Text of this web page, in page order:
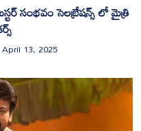
సంభవం సెలబ్రేషన్స్ లో మైత్రి
April 13, 2025